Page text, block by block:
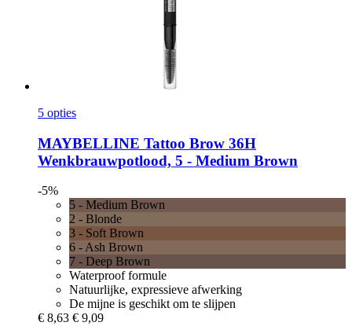
5 opties
MAYBELLINE Tattoo Brow 36H
Wenkbrauwpotlood, 5 -​ Medium Brown
-5%
5 - Medium Brown
2 - Blonde
3 - Soft Brown
6 - Ash Brown
7 - Deep Brown
Waterproof formule
Natuurlijke, expressieve afwerking
De mijne is geschikt om te slijpen
€ 8,63 € 9,09